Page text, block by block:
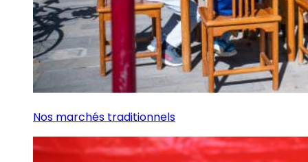
Nos marchés traditionnels